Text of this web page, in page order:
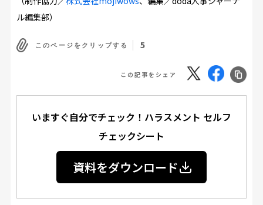
ル編集部）
このページをクリップする 5
この記事をシェア
いますぐ自分でチェック！ハラスメント セルフ
チェックシート
資料をダウンロード